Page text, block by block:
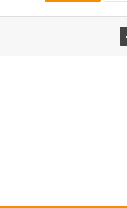
طباعة